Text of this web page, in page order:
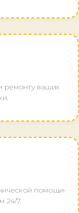
ремонту ваших
помощи-
24/7.